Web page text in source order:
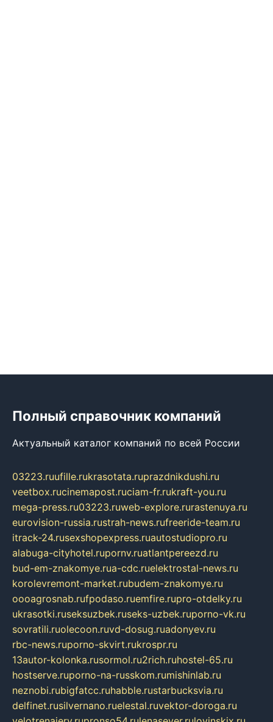
Полный справочник компаний
Актуальный каталог компаний по всей России
03223.ruufille.rukrasotata.ruprazdnikdushi.ru
veetbox.rucinemapost.ruciam-fr.rukraft-you.ru
mega-press.ru03223.ruweb-explore.rurastenuya.ru
eurovision-russia.rustrah-news.rufreeride-team.ru
itrack-24.rusexshopexpress.ruautostudiopro.ru
alabuga-cityhotel.rupornv.ruatlantpereezd.ru
bud-em-znakomye.rua-cdc.ruelektrostal-news.ru
korolevremont-market.rubudem-znakomye.ru
oooagrosnab.rufpodaso.ruemfire.rupro-otdelky.ru
ukrasotki.ruseksuzbek.ruseks-uzbek.ruporno-vk.ru
sovratili.ruolecoon.ruvd-dosug.ruadonyev.ru
rbc-news.ruporno-skvirt.rukrospr.ru
13autor-kolonka.rusormol.ru2rich.ruhostel-65.ru
hostserve.ruporno-na-russkom.rumishinlab.ru
neznobi.rubigfatcc.ruhabble.rustarbucksvia.ru
delfinet.rusilvernano.ruelestal.ruvektor-doroga.ru